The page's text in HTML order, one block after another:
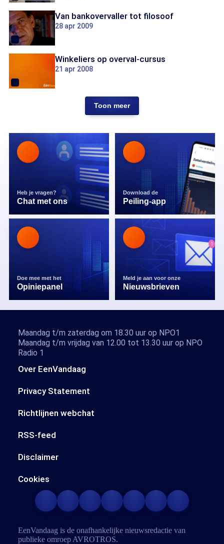
Van bankovervaller tot filosoof
28 apr 2009
Winkeliers op overval-cursus
21 apr 2008
Toon meer
Heb je vragen?
Chat met ons
Download de
Peiling-app
Doe mee met het
Opiniepanel
Meld je aan voor onze
Nieuwsbrieven
Over EenVandaag
Privacy Statement
Richtlijnen webchat
RSS-feed
Disclaimer
Cookies
Maandag t/m zaterdag om 18.30 uur op NPO1
Maandag t/m vrijdag van 12.00 tot 13.30 uur op NPO
Radio 1
EenVandaag is de onafhankelijke nieuwsredactie van
publieke omroep AVROTROS.